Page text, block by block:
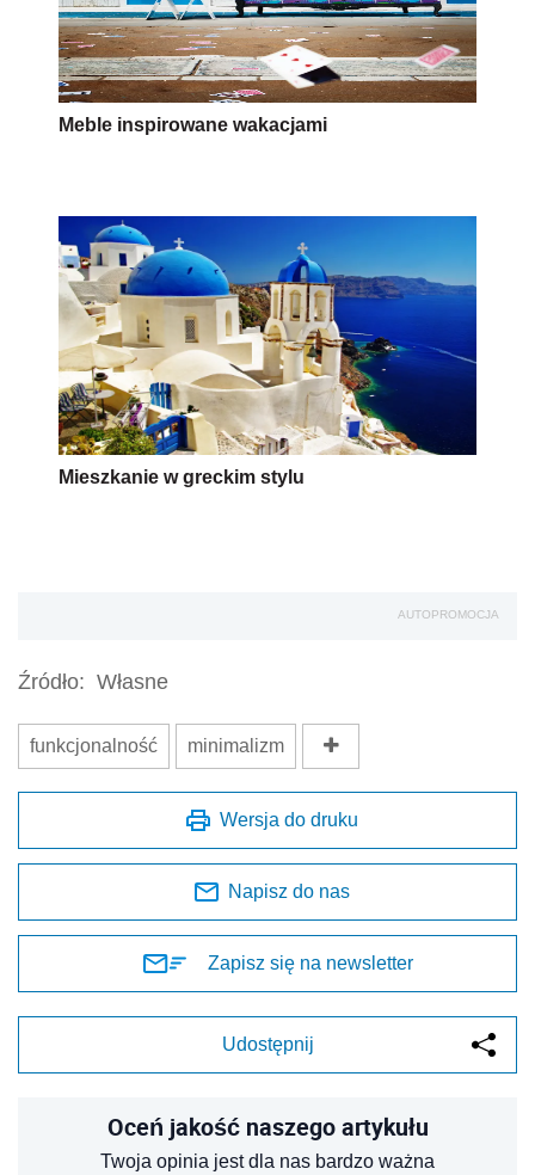
Meble inspirowane wakacjami
Mieszkanie w greckim stylu
AUTOPROMOCJA
Źródło: Własne
funkcjonalność minimalizm
Wersja do druku
Napisz do nas
Zapisz się na newsletter
Udostępnij
Oceń jakość naszego artykułu
Twoja opinia jest dla nas bardzo ważna